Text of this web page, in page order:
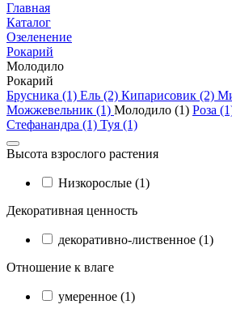
Главная
Каталог
Озеленение
Рокарий
Молодило
Рокарий
Брусника (1) Ель (2) Кипарисовик (2)
Можжевельник (1) Молодило (1) Роза
Стефанандра (1) Туя (1)
Высота взрослого растения
Низкорослые (1)
Декоративная ценность
декоративно-лиственное (1)
Отношение к влаге
умеренное (1)